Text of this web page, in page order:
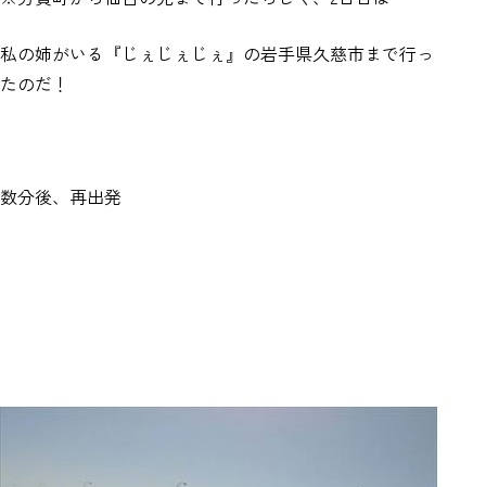
私の姉がいる『じぇじぇじぇ』の岩手県久慈市まで行っ
たのだ！
数分後、再出発